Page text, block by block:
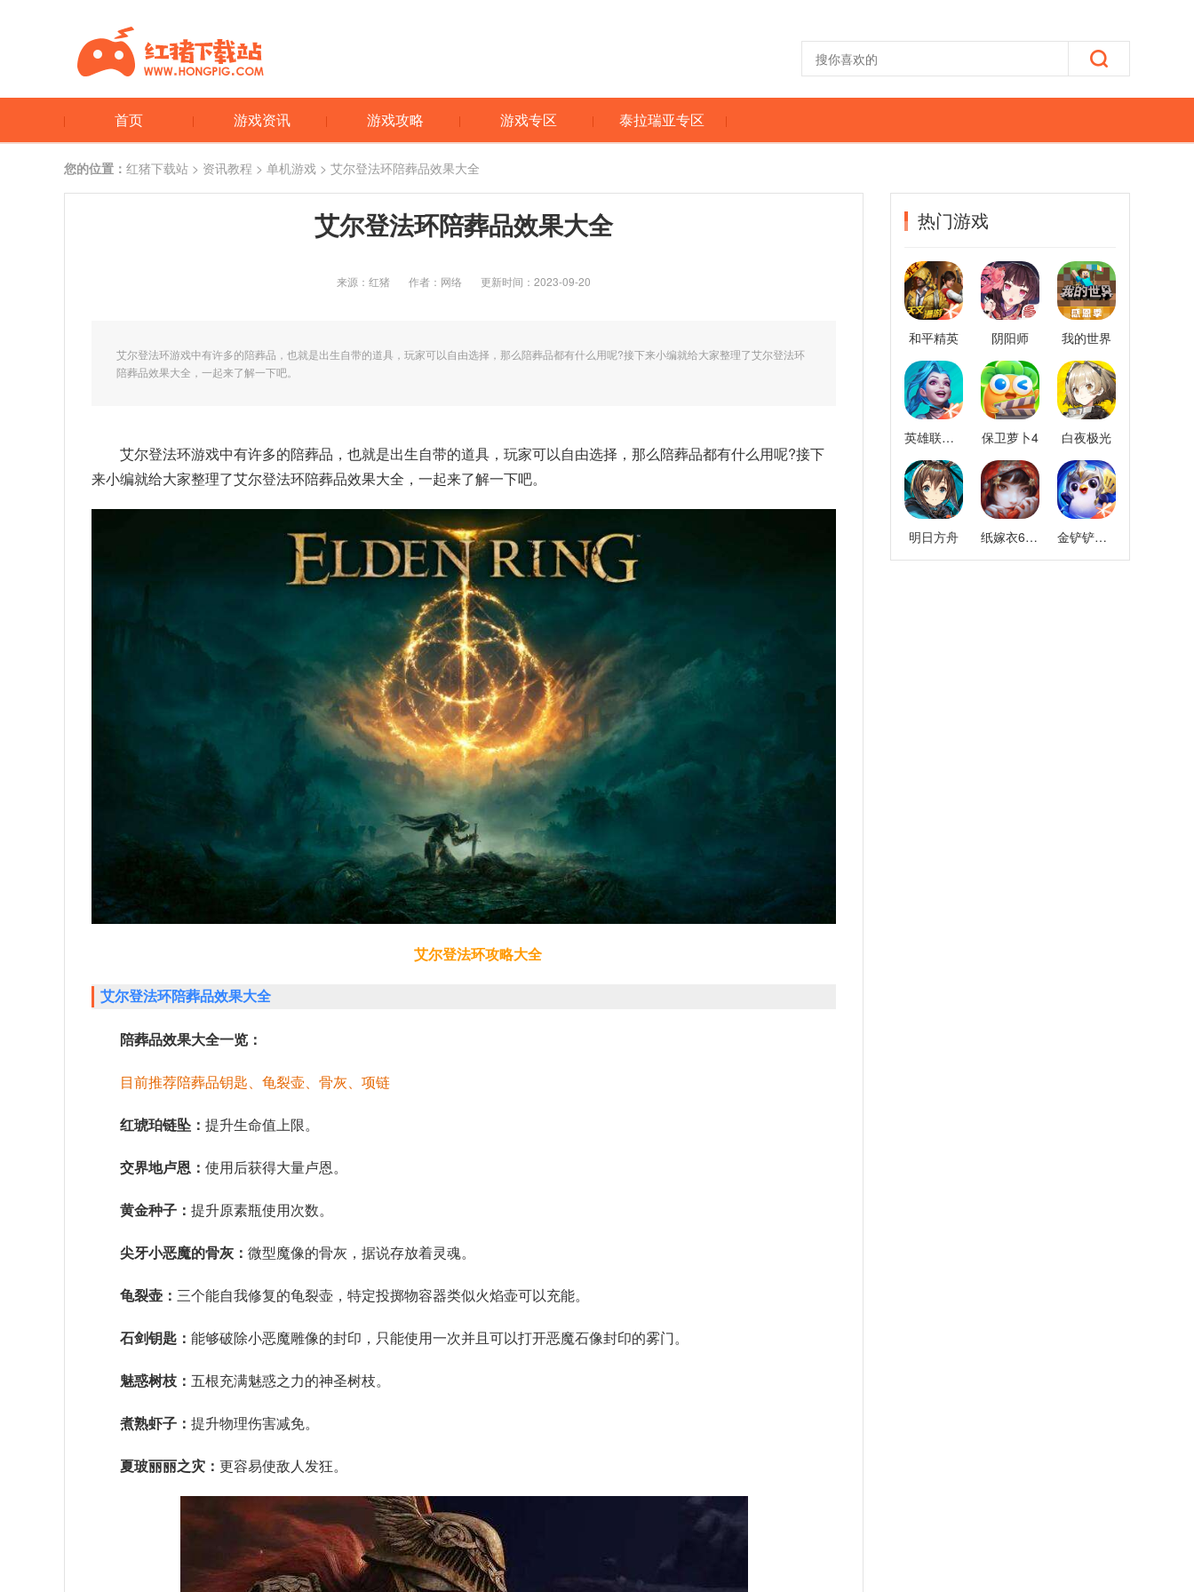
首页 游戏资讯 游戏攻略 游戏专区 泰拉瑞亚专区
您的位置： 红猪下载站 > 资讯教程 > 单机游戏 > 艾尔登法环陪葬品效果大全
艾尔登法环陪葬品效果大全
来源：红猪 作者：网络 更新时间：2023-09-20
艾尔登法环游戏中有许多的陪葬品，也就是出生自带的道具，玩家可以自由选择，那么陪葬品都有什么用呢?接下来小编就给大家整理了艾尔登法环
陪葬品效果大全，一起来了解一下吧。
艾尔登法环游戏中有许多的陪葬品，也就是出生自带的道具，玩家可以自由选择，那么陪葬品都有什么用呢?接下
来小编就给大家整理了艾尔登法环陪葬品效果大全，一起来了解一下吧。
艾尔登法环攻略大全
艾尔登法环陪葬品效果大全
陪葬品效果大全一览：
目前推荐陪葬品钥匙、龟裂壶、骨灰、项链
红琥珀链坠： 提升生命值上限。
交界地卢恩： 使用后获得大量卢恩。
黄金种子： 提升原素瓶使用次数。
尖牙小恶魔的骨灰： 微型魔像的骨灰，据说存放着灵魂。
龟裂壶： 三个能自我修复的龟裂壶，特定投掷物容器类似火焰壶可以充能。
石剑钥匙： 能够破除小恶魔雕像的封印，只能使用一次并且可以打开恶魔石像封印的雾门。
魅惑树枝： 五根充满魅惑之力的神圣树枝。
煮熟虾子： 提升物理伤害减免。
夏玻丽丽之灾： 更容易使敌人发狂。
热门游戏
和平精英 阴阳师 我的世界
英雄联盟手游 保卫萝卜4 白夜极光
明日方舟 纸嫁衣6千秋魇 金铲铲之战